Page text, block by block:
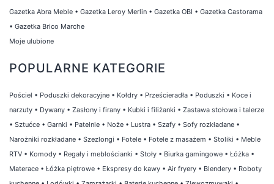
Gazetka Abra Meble • Gazetka Leroy Merlin • Gazetka OBI • Gazetka Castorama
• Gazetka Brico Marche
Moje ulubione
POPULARNE KATEGORIE
Pościel • Poduszki dekoracyjne • Kołdry • Prześcieradła • Poduszki • Koce i
narzuty • Dywany • Zasłony i firany • Kubki i filiżanki • Zastawa stołowa i talerze
• Sztućce • Garnki • Patelnie • Noże • Lustra • Szafy • Sofy rozkładane •
Narożniki rozkładane • Szezlongi • Fotele • Fotele z masażem • Stoliki • Meble
RTV • Komody • Regały i meblościanki • Stoły • Biurka gamingowe • Łóżka •
Materace • Łóżka piętrowe • Ekspresy do kawy • Air fryery • Blendery • Roboty